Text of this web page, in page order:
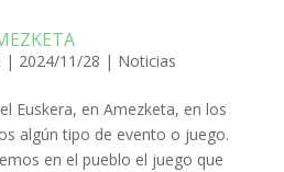
| 2024/11/28 | Noticias
Euskera, en Amezketa, en los
algún tipo de evento o juego.
en el pueblo el juego que